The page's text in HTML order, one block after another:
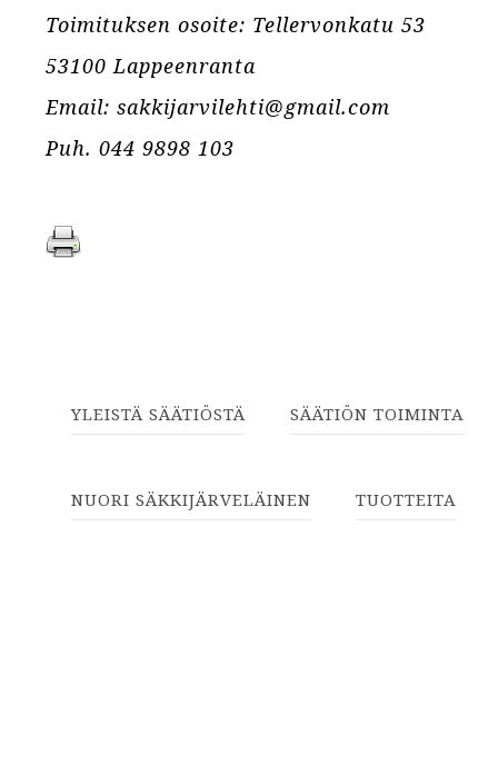
Toimituksen osoite: Tellervonkatu 53
53100 Lappeenranta
Email:sakkijarvilehti@gmail.com
Puh. 044 9898 103
YLEISTÄ SÄÄTIÖSTÄ SÄÄTIÖN TOIMINTA
NUORI SÄKKIJÄRVELÄINEN TUOTTEITA